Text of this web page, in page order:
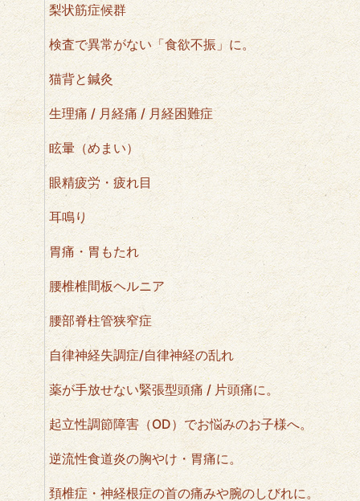
梨状筋症候群
検査で異常がない「食欲不振」に。
猫背と鍼灸
生理痛 / 月経痛 / 月経困難症
眩暈（めまい）
眼精疲労・疲れ目
耳鳴り
胃痛・胃もたれ
腰椎椎間板ヘルニア
腰部脊柱管狭窄症
自律神経失調症/自律神経の乱れ
薬が手放せない緊張型頭痛 / 片頭痛に。
起立性調節障害（OD）でお悩みのお子様へ。
逆流性食道炎の胸やけ・胃痛に。
頚椎症・神経根症の首の痛みや腕のしびれに。